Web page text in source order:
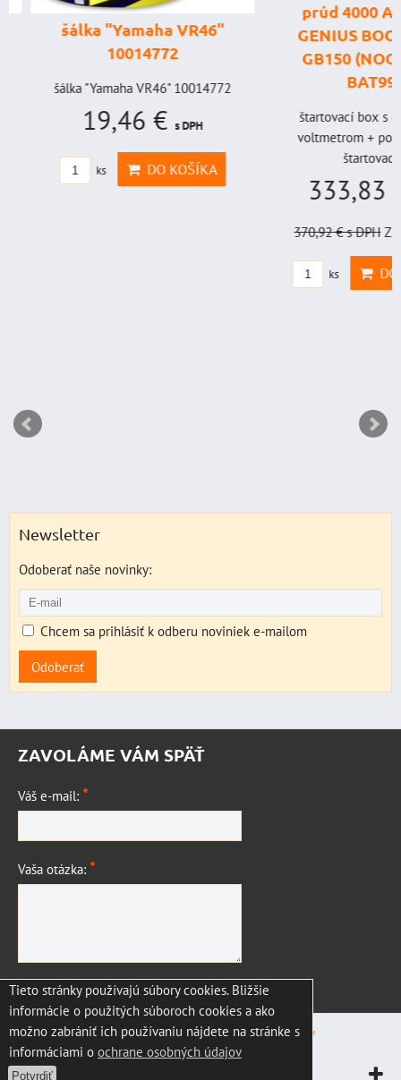
šálka "Yamaha VR46"
10014772
šálka "Yamaha VR46" 10014772
19,46 € s DPH
ks DO KOŠÍKA
prúd 4000 A,
GENIUS BOOST
GB150 (NOCO
BAT998
štartovací box s
voltmetrom + power
štartovací...
333,83 €
370,92 €s DPH Zľava
ks DO
Newsletter
Odoberať naše novinky:
Chcem sa prihlásiť k odberu noviniek e-mailom
Odoberať
ZAVOLÁME VÁM SPÄŤ
Váš e-mail: *
Vaša otázka: *
Odoslať
Predvoľby súkromia
Zásady ochrany osobných údajov
Vytvorené pomocou:
Tieto stránky používajú súbory cookies. Bližšie
informácie o použitých súboroch cookies a ako
možno zabrániť ich používaniu nájdete na stránke s
informáciami o ochrane osobných údajov
Potvrdiť